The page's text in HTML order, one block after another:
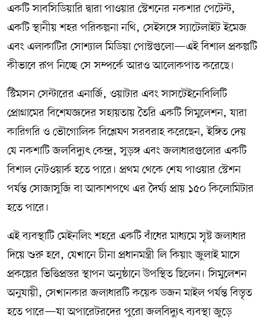
একটি সাবসিডিয়ারি দ্বারা পাওয়ার স্টেশনের নকশার পেটেন্ট,
একটি স্থানীয় শহর পরিকল্পনা নথি, সেইসঙ্গে স্যাটেলাইট ইমেজ
এবং এলাকাটির সোশ্যাল মিডিয়া পোস্টগুলো—এই বিশাল প্রকল্পটি
কীভাবে রূপ নিচ্ছে সে সম্পর্কে আরও আলোকপাত করেছে।
স্টিমসন সেন্টারের এনার্জি, ওয়াটার এবং সাসটেইনেবিলিটি
প্রোগ্রামের বিশেষজ্ঞদের সহায়তায় তৈরি একটি সিমুলেশন, যারা
কারিগরি ও ভৌগোলিক বিশ্লেষণ সরবরাহ করেছেন, ইঙ্গিত দেয়
যে নকশাটি জলবিদ্যুৎ কেন্দ্র, সুড়ঙ্গ এবং জলাধারগুলোর একটি
বিশাল নেটওয়ার্ক হতে পারে। প্রথম থেকে শেষ পাওয়ার স্টেশন
পর্যন্ত সোজাসুজি বা আকাশপথে এর দৈর্ঘ্য প্রায় ১৫০ কিলোমিটার
হতে পারে।
এই ব্যবস্থাটি মেইনলিং শহরে একটি বাঁধের মাধ্যমে সৃষ্ট জলাধার
দিয়ে শুরু হবে, যেখানে চীনা প্রধানমন্ত্রী লি কিয়াং জুলাই মাসে
প্রকল্পের ভিত্তিপ্রস্তর স্থাপন অনুষ্ঠানে উপস্থিত ছিলেন। সিমুলেশন
অনুযায়ী, সেখানকার জলাধারটি কয়েক ডজন মাইল পর্যন্ত বিস্তৃত
হতে পারে—যা অপারেটরদের পুরো জলবিদ্যুৎ ব্যবস্থা জুড়ে